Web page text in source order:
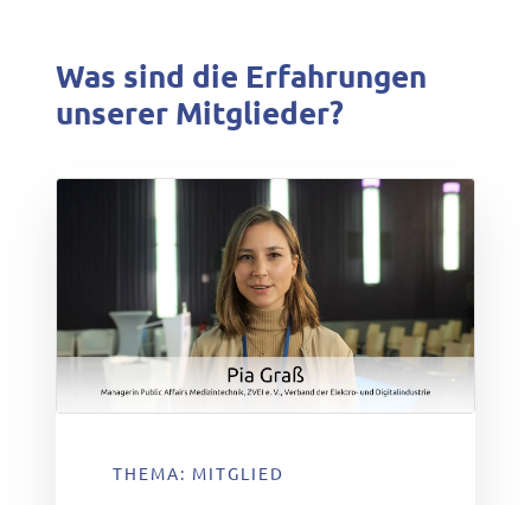
Was sind die Erfahrungen
unserer Mitglieder?
THEMA: MITGLIED